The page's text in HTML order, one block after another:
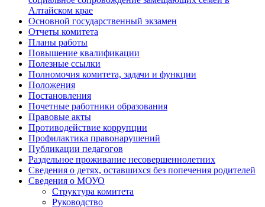
Алтайском крае
Основной государственный экзамен
Отчеты комитета
Планы работы
Повышение квалификации
Полезные ссылки
Полномочия комитета, задачи и функции
Положения
Постановления
Почетные работники образования
Правовые акты
Противодействие коррупции
Профилактика правонарушений
Публикации педагогов
Раздельное проживание несовершеннолетних
Сведения о детях, оставшихся без попечения родителей
Сведения о МОУО
Структура комитета
Руководство